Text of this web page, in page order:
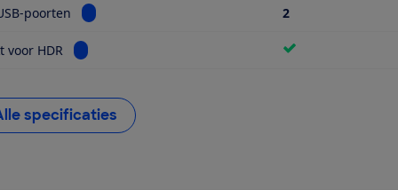
poorten Bekijk informatie voor Aantal USB-poorten
2
voor HDR Bekijk informatie voor Geschikt voor HDR
specificaties